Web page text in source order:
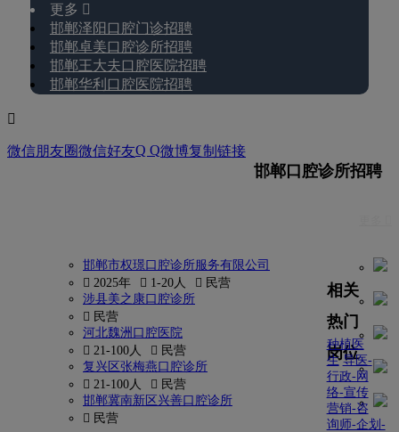
更多 
邯郸泽阳口腔门诊招聘
邯郸卓美口腔诊所招聘
邯郸王大夫口腔医院招聘
邯郸华利口腔医院招聘

微信朋友圈微信好友Q Q微博复制链接
邯郸口腔诊所招聘
邯郸市权璟口腔诊所服务有限公司
 2025年
 1-20人
 民营
涉县美之康口腔诊所
 民营
河北魏洲口腔医院
 21-100人
 民营
复兴区张梅燕口腔诊所
 21-100人
 民营
邯郸冀南新区兴善口腔诊所
 民营
相关
热门
岗位
种植医
生 导医-
行政-网
络-宣传
营销-咨
询师-企划-